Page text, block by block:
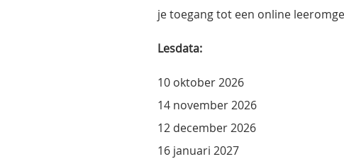
je toegang tot een online
Lesdata:
10 oktober 2026
14 november 2026
12 december 2026
16 januari 2027